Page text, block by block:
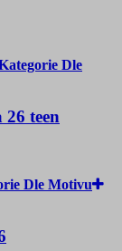
Dle
teen
Dle Motivu